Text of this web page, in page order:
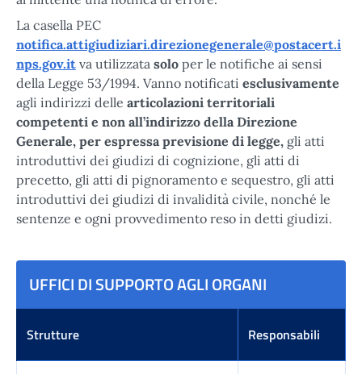
La casella PEC
notifica.attigiudiziari.direzionegenerale@postacert.i
nps.gov.it va utilizzata solo per le notifiche ai sensi
della Legge 53/1994. Vanno notificati esclusivamente
agli indirizzi delle articolazioni territoriali
competenti e non all’indirizzo della Direzione
Generale, per espressa previsione di legge, gli atti
introduttivi dei giudizi di cognizione, gli atti di
precetto, gli atti di pignoramento e sequestro, gli atti
introduttivi dei giudizi di invalidità civile, nonché le
sentenze e ogni provvedimento reso in detti giudizi.
UFFICI DI SUPPORTO AGLI ORGANI
Strutture Responsabili